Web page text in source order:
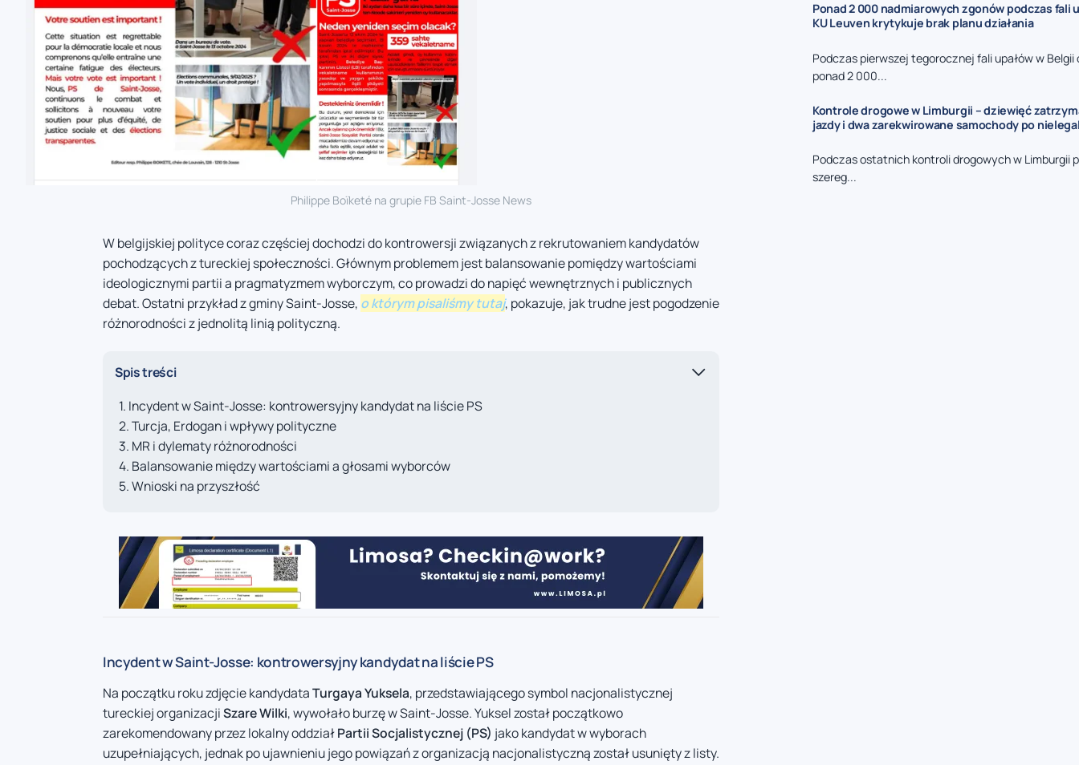
Philippe Boïketé na grupie FB Saint-Josse News
W belgijskiej polityce coraz częściej dochodzi do kontrowersji związanych z rekrutowaniem kandydatów
pochodzących z tureckiej społeczności. Głównym problemem jest balansowanie pomiędzy wartościami
ideologicznymi partii a pragmatyzmem wyborczym, co prowadzi do napięć wewnętrznych i publicznych
debat. Ostatni przykład z gminy Saint-Josse, o którym pisaliśmy tutaj, pokazuje, jak trudne jest pogodzenie
różnorodności z jednolitą linią polityczną.
Spis treści
Incydent w Saint-Josse: kontrowersyjny kandydat na liście PS
Turcja, Erdogan i wpływy polityczne
MR i dylematy różnorodności
Balansowanie między wartościami a głosami wyborców
Wnioski na przyszłość
Incydent w Saint-Josse: kontrowersyjny kandydat na liście PS
Na początku roku zdjęcie kandydataTurgaya Yuksela, przedstawiającego symbol nacjonalistycznej
tureckiej organizacjiSzare Wilki, wywołało burzę w Saint-Josse. Yuksel został początkowo
zarekomendowany przez lokalny oddziałPartii Socjalistycznej (PS) jako kandydat w wyborach
uzupełniających, jednak po ujawnieniu jego powiązań z organizacją nacjonalistyczną został usunięty z listy.
Ponad 2 000 nadmiarowych zgonów podczas fali
KU Leuven krytykuje brak planu działania
Podczas pierwszej tegorocznej fali upałów w
ponad 2 000...
Kontrole drogowe w Limburgii – dziewięć
jazdy i dwa zarekwirowane samochody po
Podczas ostatnich kontroli drogowych w Limburgii
szereg...